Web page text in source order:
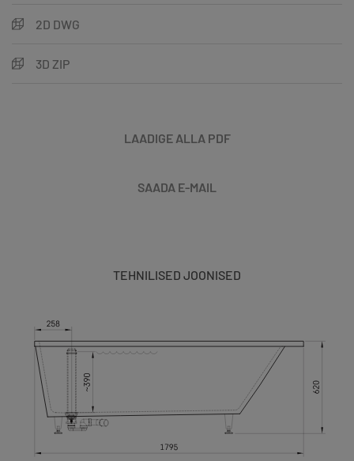
2D DWG
3D ZIP
LAADIGE ALLA PDF
SAADA E-MAIL
TEHNILISED JOONISED